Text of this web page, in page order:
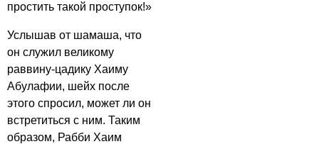
простить такой проступок!»
Услышав от шамаша, что
он служил великому
раввину-цадику Хаиму
Абулафии, шейх после
этого спросил, может ли он
встретиться с ним. Таким
образом, Рабби Хаим